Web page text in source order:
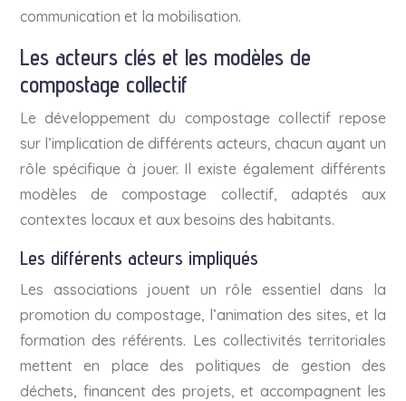
communication et la mobilisation.
Les acteurs clés et les modèles de
compostage collectif
Le développement du compostage collectif repose
sur l’implication de différents acteurs, chacun ayant un
rôle spécifique à jouer. Il existe également différents
modèles de compostage collectif, adaptés aux
contextes locaux et aux besoins des habitants.
Les différents acteurs impliqués
Les associations jouent un rôle essentiel dans la
promotion du compostage, l’animation des sites, et la
formation des référents. Les collectivités territoriales
mettent en place des politiques de gestion des
déchets, financent des projets, et accompagnent les